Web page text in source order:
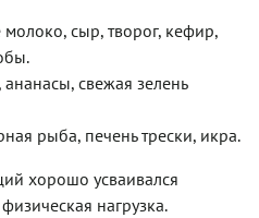
сыр, творог, кефир,
свежая зелень
рыба, печень трески, икра.
хорошо усваивался
нагрузка.